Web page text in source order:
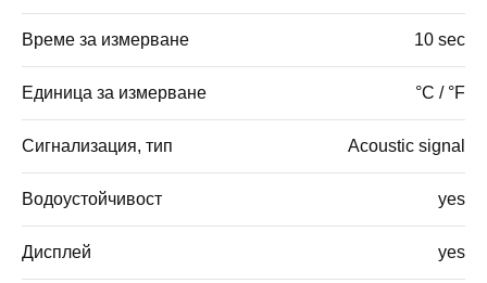
Време за измерване 10 sec
Единица за измерване °C / °F
Сигнализация, тип Acoustic signal
Водоустойчивост yes
Дисплей yes